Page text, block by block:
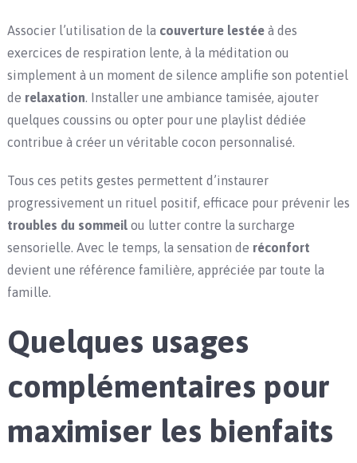
Associer l’utilisation de la couverture lestéeà des
exercices de respiration lente, à la méditation ou
simplement à un moment de silence amplifie son potentiel
de relaxation. Installer une ambiance tamisée, ajouter
quelques coussins ou opter pour une playlist dédiée
contribue à créer un véritable cocon personnalisé.
Tous ces petits gestes permettent d’instaurer
progressivement un rituel positif, efficace pour prévenir les
troubles du sommeilou lutter contre la surcharge
sensorielle. Avec le temps, la sensation de réconfort
devient une référence familière, appréciée par toute la
famille.
Quelques usages
complémentaires pour
maximiser les bienfaits